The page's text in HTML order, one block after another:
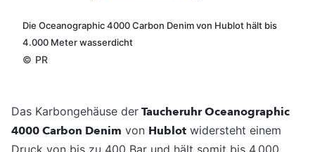
Die Oceanographic 4000 Carbon Denim von Hublot hält bis
4.000 Meter wasserdicht
© PR
Das Karbongehäuse der Taucheruhr Oceanographic
4000 Carbon Denim von Hublot widersteht einem
Druck von bis zu 400 Bar und hält somit bis 4.000